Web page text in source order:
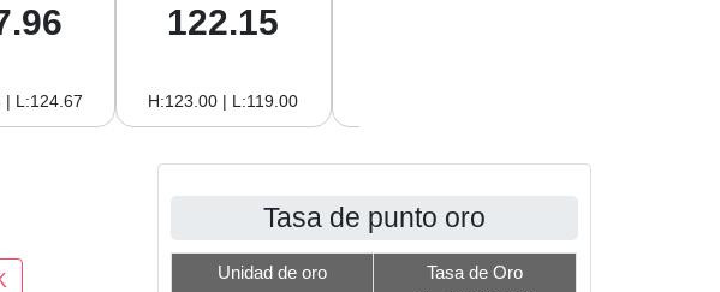
| L:124.67
122.15
H:123.00 | L:119.00
Tasa de punto oro
Unidad de oro Tasa de Oro